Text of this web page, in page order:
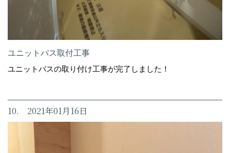
ユニットバス取付工事
ユニットバスの取り付け工事が完了しました！
10. 2021年01月16日